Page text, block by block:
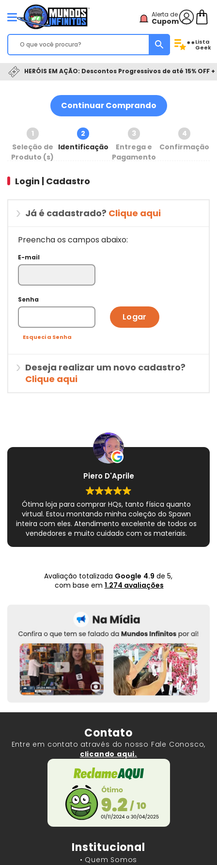
Alerta de
Cupom
**Lista
Geek
HERÓIS EM AÇÃO: Descontos Progressivos de até 15% OFF
Continuar Comprando
1
Seleção de
Produto (s)
2
Identificação
3
Entrega e
Pagamento
4
Confirmação
Login | Cadastro
Já é cadastrado? Clique aqui
Preencha os campos abaixo:
E-mail
Senha
Logar
Esqueci a Senha
Deseja realizar um novo cadastro?
Clique aqui
Piero D'Aprile
Ótima loja para comprar HQs, tanto física quanto
virtual. Estou montando minha coleção do Spawn
inteira com eles. Atendimento excelente de todos os
vendedores e muito cuidado com os materiais.
Avaliação totalizada Google 4.9 de 5,
com base em 1.274 avaliações
Contato
Entre em contato através do nosso Fale Conosco,
clicando aqui.
Institucional
• Quem Somos